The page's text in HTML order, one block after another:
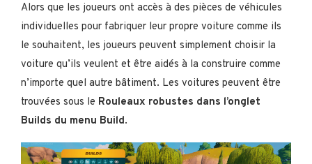
Alors que les joueurs ont accès à des pièces de véhicules
individuelles pour fabriquer leur propre voiture comme ils
le souhaitent, les joueurs peuvent simplement choisir la
voiture qu’ils veulent et être aidés à la construire comme
n’importe quel autre bâtiment. Les voitures peuvent être
trouvées sous le Rouleaux robustes dans l’onglet
Builds du menu Build.